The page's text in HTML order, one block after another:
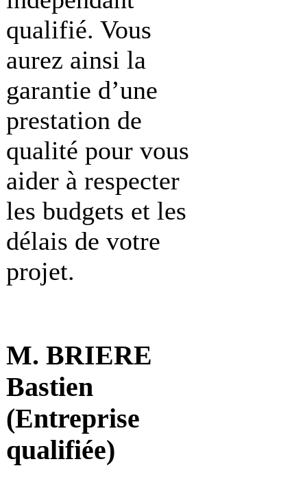
qualifié. Vous
aurez ainsi la
garantie d’une
prestation de
qualité pour vous
aider à respecter
les budgets et les
délais de votre
projet.
M. BRIERE
Bastien
(Entreprise
qualifiée)